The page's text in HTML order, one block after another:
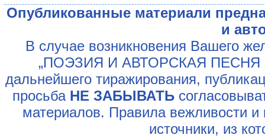
Опубликованные материали
и
В случае возникновения Вашего
„ПОЭЗИЯ И АВТОРСКАЯ ПЕСНЯ
дальнейшего тиражирования,
просьба НЕ ЗАБЫВАТЬ
материалов. Правила вежливости и
источники, из